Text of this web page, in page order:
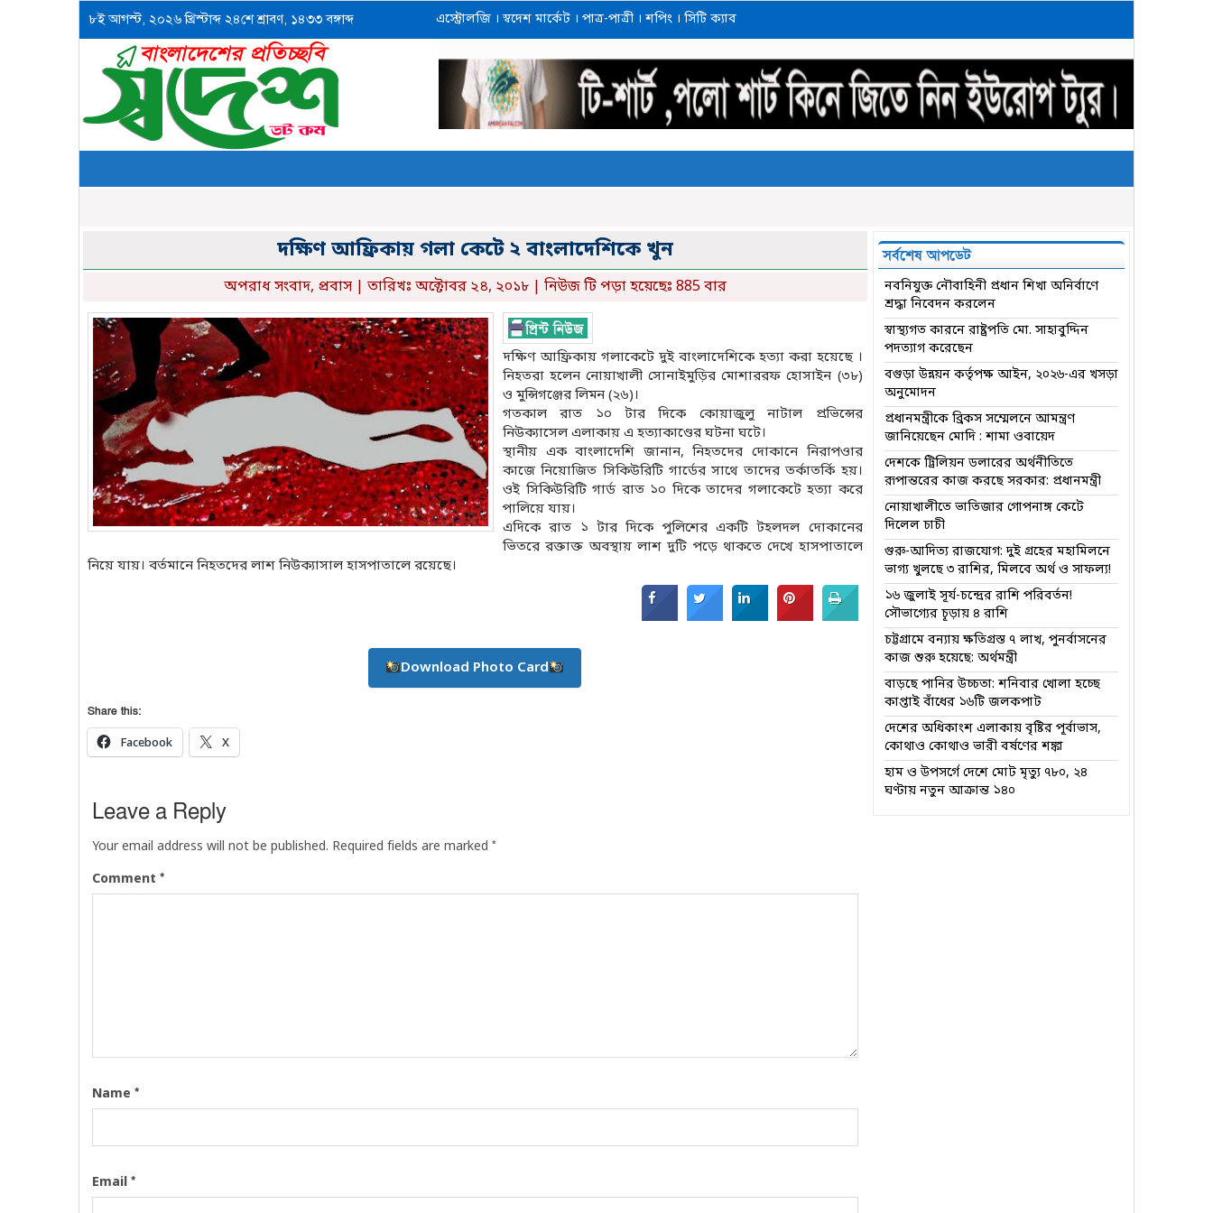
৮ই আগস্ট, ২০২৬ খ্রিস্টাব্দ ২৪শে শ্রাবণ, ১৪৩৩ বঙ্গাব্দ এস্ট্রোলজি। স্বদেশ মার্কেট। পাত্র-পাত্রী। শপিং। সিটি ক্যাব
দক্ষিণ আফ্রিকায় গলা কেটে ২ বাংলাদেশিকে খুন
অপরাধ সংবাদ, প্রবাস| তারিখঃ অক্টোবর ২৪, ২০১৮ | নিউজ টি পড়া হয়েছেঃ 885 বার
দক্ষিণ আফ্রিকায় গলাকেটে দুই বাংলাদেশিকে হত্যা করা হয়েছে ।
নিহতরা হলেন নোয়াখালী সোনাইমুড়ির মোশাররফ হোসাইন (৩৮)
ও মুন্সিগঞ্জের লিমন (২৬)।
গতকাল রাত ১০ টার দিকে কোয়াজুলু নাটাল প্রভিন্সের
নিউক্যাসেল এলাকায় এ হত্যাকাণ্ডের ঘটনা ঘটে।
স্থানীয় এক বাংলাদেশি জানান, নিহতদের দোকানে নিরাপওার
কাজে নিয়োজিত সিকিউরিটি গার্ডের সাথে তাদের তর্কাতর্কি হয়।
ওই সিকিউরিটি গার্ড রাত ১০ দিকে তাদের গলাকেটে হত্যা করে
পালিয়ে যায়।
এদিকে রাত ১ টার দিকে পুলিশের একটি টহলদল দোকানের
ভিতরে রক্তাক্ত অবস্থায় লাশ দুটি পড়ে থাকতে দেখে হাসপাতালে
নিয়ে যায়। বর্তমানে নিহতদের লাশ নিউক্যাসাল হাসপাতালে রয়েছে।
Download Photo Card
Share this:
Facebook X
Leave a Reply
Your email address will not be published. Required fields are marked *
Comment *
Name *
Email *
সর্বশেষ আপডেট
নবনিযুক্ত নৌবাহিনী প্রধান শিখা অনির্বাণে
শ্রদ্ধা নিবেদন করলেন
স্বাস্থ্যগত কারনে রাষ্ট্রপতি মো. সাহাবুদ্দিন
পদত্যাগ করেছেন
বগুড়া উন্নয়ন কর্তৃপক্ষ আইন, ২০২৬-এর খসড়া
অনুমোদন
প্রধানমন্ত্রীকে ব্রিকস সম্মেলনে আমন্ত্রণ
জানিয়েছেন মোদি : শামা ওবায়েদ
দেশকে ট্রিলিয়ন ডলারের অর্থনীতিতে
রূপান্তরের কাজ করছে সরকার: প্রধানমন্ত্রী
নোয়াখালীতে ভাতিজার গোপনাঙ্গ কেটে
দিলেল চাচী
গুরু-আদিত্য রাজযোগ: দুই গ্রহের মহামিলনে
ভাগ্য খুলছে ৩ রাশির, মিলবে অর্থ ও সাফল্য!
১৬ জুলাই সূর্য-চন্দ্রের রাশি পরিবর্তন!
সৌভাগ্যের চূড়ায় ৪ রাশি
চট্টগ্রামে বন্যায় ক্ষতিগ্রস্ত ৭ লাখ, পুনর্বাসনের
কাজ শুরু হয়েছে: অর্থমন্ত্রী
বাড়ছে পানির উচ্চতা: শনিবার খোলা হচ্ছে
কাপ্তাই বাঁধের ১৬টি জলকপাট
দেশের অধিকাংশ এলাকায় বৃষ্টির পূর্বাভাস,
কোথাও কোথাও ভারী বর্ষণের শঙ্কা
হাম ও উপসর্গে দেশে মোট মৃত্যু ৭৮০, ২৪
ঘণ্টায় নতুন আক্রান্ত ১৪০